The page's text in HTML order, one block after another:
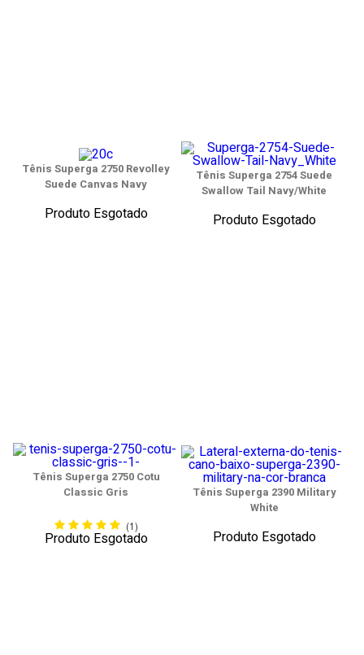
Tênis Superga 2750 Revolley
Suede Canvas Navy
Produto Esgotado
Tênis Superga 2754 Suede
Swallow Tail Navy/White
Produto Esgotado
Tênis Superga 2750 Cotu
Classic Gris
(1)
Produto Esgotado
Tênis Superga 2390 Military
White
Produto Esgotado